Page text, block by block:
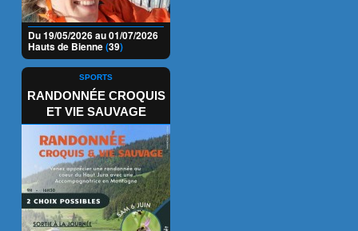
Du 19/05/2026 au 01/07/2026
Hauts de Bienne(39)
SPORTS
RANDONNÉE CROQUIS
ET VIE SAUVAGE